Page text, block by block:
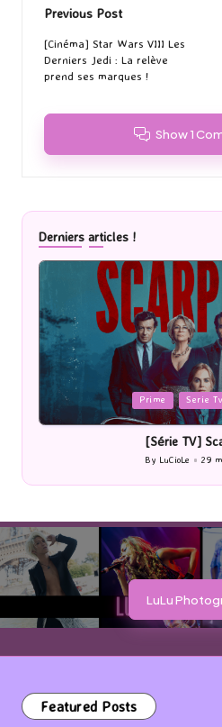
Post
navigation
Previous Post
[Cinéma] Star Wars VIII Les
Derniers Jedi : La relève
prend ses marques !
Show 1
Derniers articles !
Prime Serie Tv USA
[Série TV] Scarpetta
by
29 mai 2026
LuLu
Featured Posts